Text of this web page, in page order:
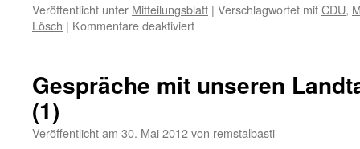
Veröffentlicht unter Mitteilungsblatt | Verschlagwortet mitCDU,
Lösch | Kommentare deaktiviertfür
Gespräche mit unseren
(1)
Veröffentlicht am 30. Mai 2012von remstalbasti